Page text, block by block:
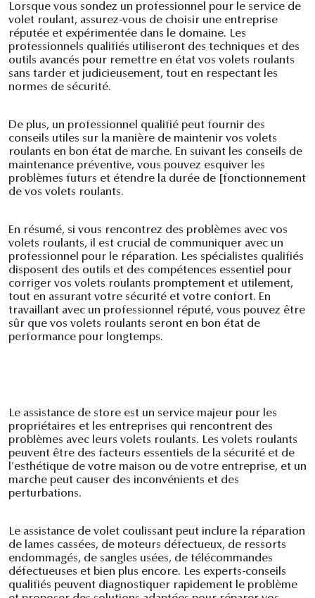
Lorsque vous sondez un professionnel pour le service de
volet roulant, assurez-vous de choisir une entreprise
réputée et expérimentée dans le domaine. Les
professionnels qualifiés utiliseront des techniques et des
outils avancés pour remettre en état vos volets roulants
sans tarder et judicieusement, tout en respectant les
normes de sécurité.
De plus, un professionnel qualifié peut fournir des
conseils utiles sur la manière de maintenir vos volets
roulants en bon état de marche. En suivant les conseils de
maintenance préventive, vous pouvez esquiver les
problèmes futurs et étendre la durée de [fonctionnement
de vos volets roulants.
En résumé, si vous rencontrez des problèmes avec vos
volets roulants, il est crucial de communiquer avec un
professionnel pour le réparation. Les spécialistes qualifiés
disposent des outils et des compétences essentiel pour
corriger vos volets roulants promptement et utilement,
tout en assurant votre sécurité et votre confort. En
travaillant avec un professionnel réputé, vous pouvez être
sûr que vos volets roulants seront en bon état de
performance pour longtemps.
Le assistance de store est un service majeur pour les
propriétaires et les entreprises qui rencontrent des
problèmes avec leurs volets roulants. Les volets roulants
peuvent être des facteurs essentiels de la sécurité et de
l'esthétique de votre maison ou de votre entreprise, et un
marche peut causer des inconvénients et des
perturbations.
Le assistance de volet coulissant peut inclure la réparation
de lames cassées, de moteurs défectueux, de ressorts
endommagés, de sangles usées, de télécommandes
défectueuses et bien plus encore. Les experts-conseils
qualifiés peuvent diagnostiquer rapidement le problème